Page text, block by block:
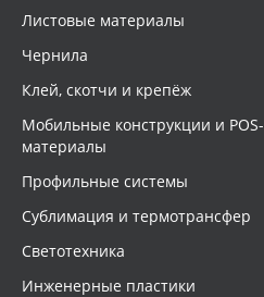
Листовые материалы
Чернила
Клей, скотчи и крепёж
Мобильные конструкции и POS-
материалы
Профильные системы
Сублимация и термотрансфер
Светотехника
Инженерные пластики